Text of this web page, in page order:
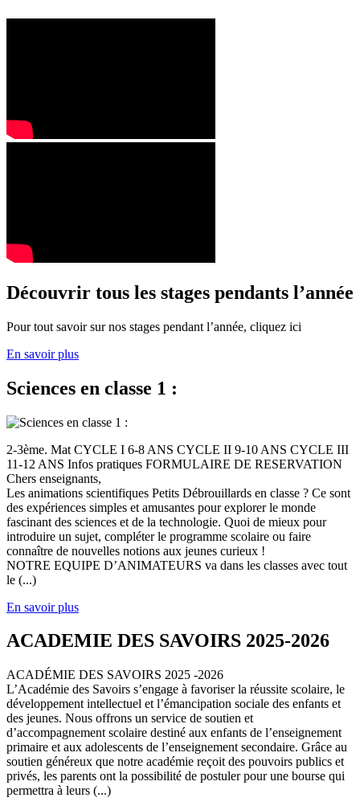
Découvrir tous les stages pendants l’année
Pour tout savoir sur nos stages pendant l’année, cliquez ici
En savoir plus
Sciences en classe 1 :
2-3ème. Mat CYCLE I 6-8 ANS CYCLE II 9-10 ANS CYCLE III
11-12 ANS Infos pratiques FORMULAIRE DE RESERVATION
Chers enseignants,
Les animations scientifiques Petits Débrouillards en classe ? Ce sont
des expériences simples et amusantes pour explorer le monde
fascinant des sciences et de la technologie. Quoi de mieux pour
introduire un sujet, compléter le programme scolaire ou faire
connaître de nouvelles notions aux jeunes curieux !
NOTRE EQUIPE D’ANIMATEURS va dans les classes avec tout
le (...)
En savoir plus
ACADEMIE DES SAVOIRS 2025-2026
ACADÉMIE DES SAVOIRS 2025 -2026
L’Académie des Savoirs s’engage à favoriser la réussite scolaire, le
développement intellectuel et l’émancipation sociale des enfants et
des jeunes. Nous offrons un service de soutien et
d’accompagnement scolaire destiné aux enfants de l’enseignement
primaire et aux adolescents de l’enseignement secondaire. Grâce au
soutien généreux que notre académie reçoit des pouvoirs publics et
privés, les parents ont la possibilité de postuler pour une bourse qui
permettra à leurs (...)